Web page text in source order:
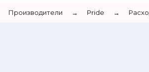
Производители → Pride →